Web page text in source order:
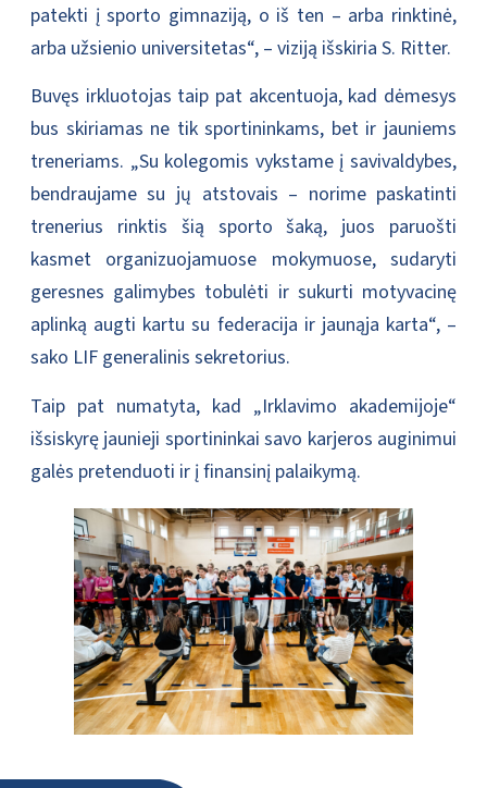
patekti į sporto gimnaziją, o iš ten – arba rinktinė,
arba užsienio universitetas“, – viziją išskiria S. Ritter.
Buvęs irkluotojas taip pat akcentuoja, kad dėmesys
bus skiriamas ne tik sportininkams, bet ir jauniems
treneriams. „Su kolegomis vykstame į savivaldybes,
bendraujame su jų atstovais – norime paskatinti
trenerius rinktis šią sporto šaką, juos paruošti
kasmet organizuojamuose mokymuose, sudaryti
geresnes galimybes tobulėti ir sukurti motyvacinę
aplinką augti kartu su federacija ir jaunąja karta“, –
sako LIF generalinis sekretorius.
Taip pat numatyta, kad „Irklavimo akademijoje“
išsiskyrę jaunieji sportininkai savo karjeros auginimui
galės pretenduoti ir į finansinį palaikymą.